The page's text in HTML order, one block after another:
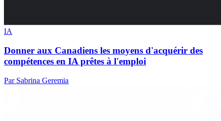
IA
Donner aux Canadiens les moyens d'acquérir des
compétences en IA prêtes à l'emploi
Par Sabrina Geremia